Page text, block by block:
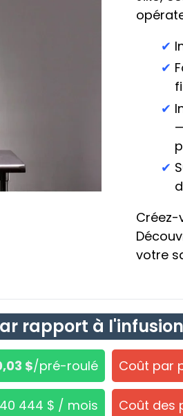
Créez-
votre
rapport à
$/pré-roulé
444 $ / mois
Coût par
Coût des